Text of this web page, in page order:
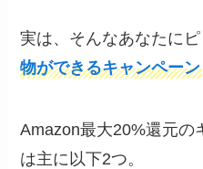
実は、そんなあなたに
物ができるキャンペーン
Amazon最大20%還元の
は主に以下2つ。